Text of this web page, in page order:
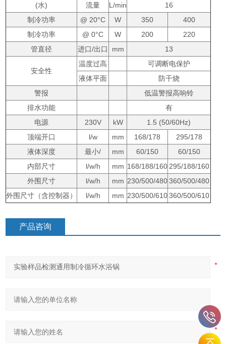
(水)
流量 L/min
16
制冷功率
@ 20°C W 350
400
制冷功率
@ 0°C W 200
220
管直径
进口/出口 mm 13
安全性
温度过高
可调断电保护
液体平面
防干烧
警报
低温警报高响铃
排水功能
有
电源
230V kW
1.5 (50/60Hz)
顶端开口
l/w mm 168/178
295/178
液体深度
最小/ mm 60/150
60/150
内部尺寸
l/w/h mm 168/188/160 295/188/160
外围尺寸
l/w/h mm 230/500/480 360/500/480
外围尺寸（含控制器）
l/w/h mm 230/500/610 360/500/610
产品咨询